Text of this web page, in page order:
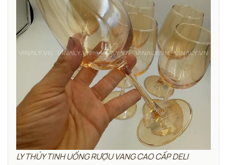
LY THỦY TINH UỐNG RƯỢU VANG CAO CẤP DELI